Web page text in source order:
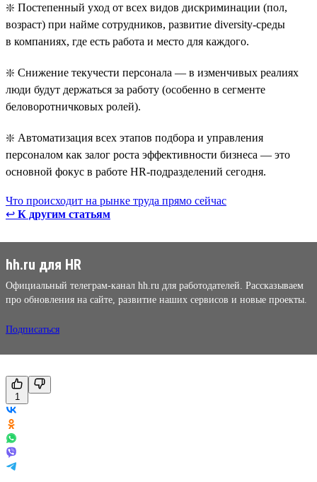
❇️ Постепенный уход от всех видов дискриминации (пол,
возраст) при найме сотрудников, развитие diversity-среды
в компаниях, где есть работа и место для каждого.
❇️ Снижение текучести персонала — в изменчивых реалиях
люди будут держаться за работу (особенно в сегменте
беловоротничковых ролей).
❇️ Автоматизация всех этапов подбора и управления
персоналом как залог роста эффективности бизнеса — это
основной фокус в работе HR-подразделений сегодня.
Что происходит на рынке труда прямо сейчас
↩ К другим статьям
hh.ru для HR
Официальный телеграм-канал hh.ru для работодателей. Рассказываем
про обновления на сайте, развитие наших сервисов и новые проекты.
Подписаться
1